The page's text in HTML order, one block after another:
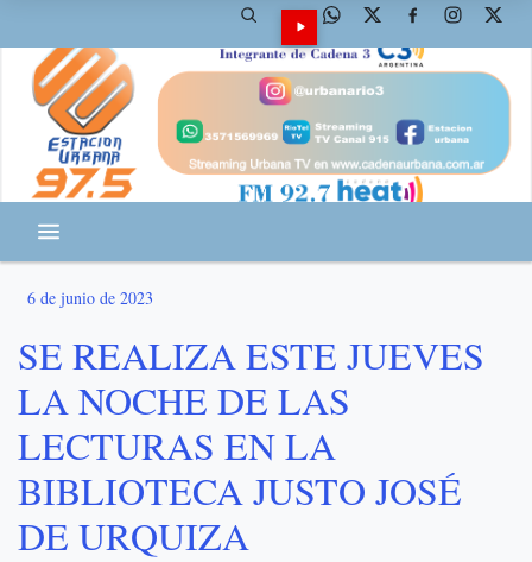
6 de junio de 2023
SE REALIZA ESTE JUEVES
LA NOCHE DE LAS
LECTURAS EN LA
BIBLIOTECA JUSTO JOSÉ
DE URQUIZA